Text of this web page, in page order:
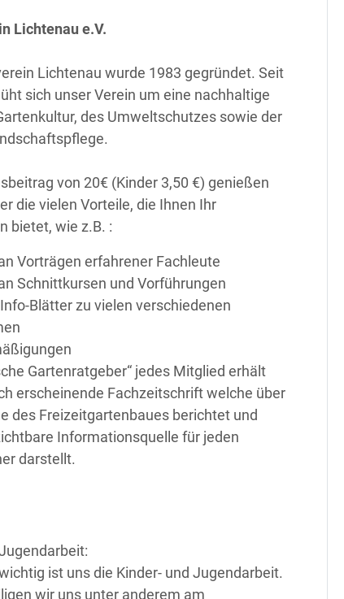
Lichtenau e.V.
Lichtenau wurde 1983 gegründet. Seit
sich unser Verein um eine nachhaltige
des Umweltschutzes sowie der
von 20€ (Kinder 3,50 €) genießen
die vielen Vorteile, die Ihnen Ihr
bietet, wie z.B. :
Vorträgen erfahrener Fachleute
Schnittkursen und Vorführungen
Blätter zu vielen verschiedenen
Gartenratgeber“ jedes Mitglied erhält
erscheinende Fachzeitschrift welche über
des Freizeitgartenbaues berichtet und
Informationsquelle für jeden
darstellt.
ist uns die Kinder- und Jugendarbeit.
wir uns unter anderem am